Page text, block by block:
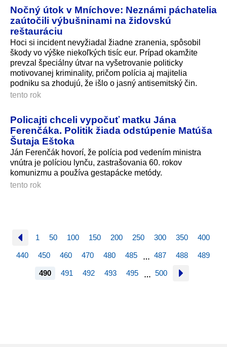
Nočný útok v Mníchove: Neznámi páchatelia
zaútočili výbušninami na židovskú
reštauráciu
Hoci si incident nevyžiadal žiadne zranenia, spôsobil
škody vo výške niekoľkých tisíc eur. Prípad okamžite
prevzal špeciálny útvar na vyšetrovanie politicky
motivovanej kriminality, pričom polícia aj majitelia
podniku sa zhodujú, že išlo o jasný antisemitský čin.
tento rok
Policajti chceli vypočuť matku Jána
Ferenčáka. Politik žiada odstúpenie Matúša
Šutaja Eštoka
Ján Ferenčák hovorí, že polícia pod vedením ministra
vnútra je políciou lynču, zastrašovania 60. rokov
komunizmu a používa gestapácke metódy.
tento rok
1 50 100 150 200 250 300 350 400
440 450 460 470 480 485 … 487 488 489
490 491 492 493 495 … 500